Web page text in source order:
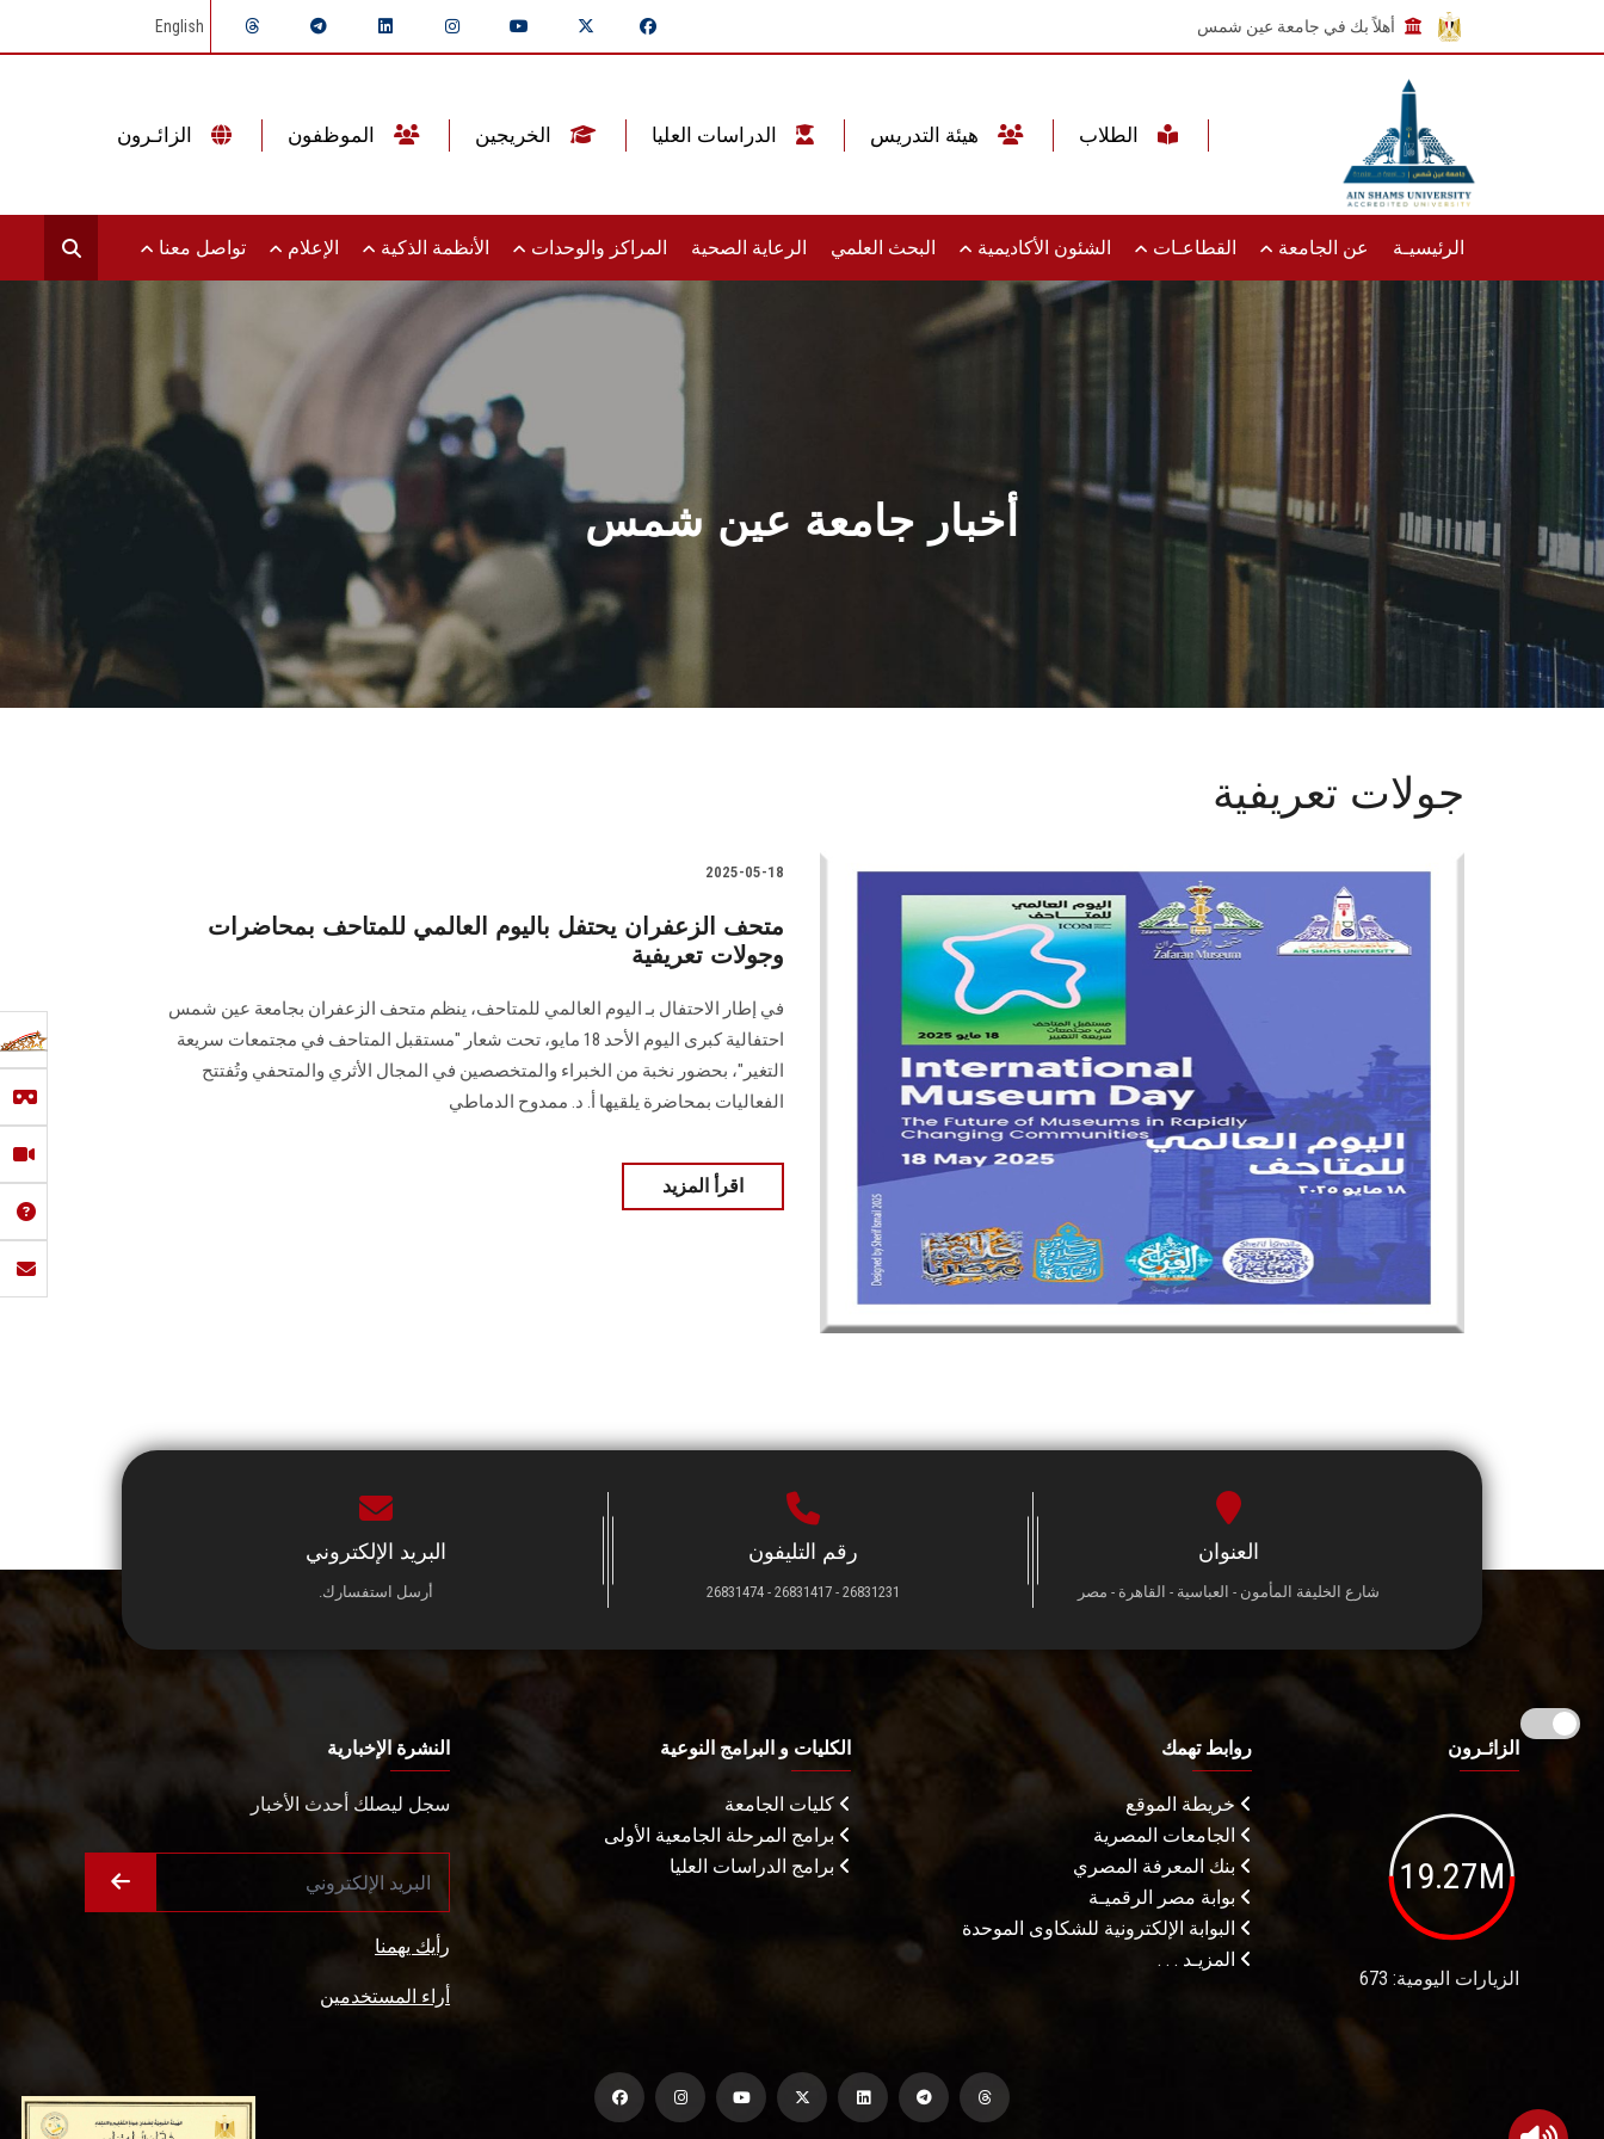
أهلاً بك في جامعة عين شمس English
الرئيسيـة عن الجامعة القطاعـات الشئون الأكاديمية البحث العلمي الرعاية الصحية المراكز والوحدات الأنظمة الذكية الإعلام تواصل معنا
أخبار جامعة عين شمس
جولات تعريفية
2025-05-18
متحف الزعفران يحتفل باليوم العالمي للمتاحف بمحاضرات
وجولات تعريفية
في إطار الاحتفال بـ اليوم العالمي للمتاحف، ينظم متحف الزعفران بجامعة عين شمس
احتفالية كبرى اليوم الأحد 18 مايو، تحت شعار "مستقبل المتاحف في مجتمعات سريعة
التغير"، بحضور نخبة من الخبراء والمتخصصين في المجال الأثري والمتحفي وتُفتتح
الفعاليات بمحاضرة يلقيها أ. د. ممدوح الدماطي
اقرأ المزيد
العنوان
شارع الخليفة المأمون - العباسية - القاهرة - مصر
رقم التليفون
26831231 - 26831417 - 26831474
البريد الإلكتروني
أرسل استفسارك.
الزائـرون
19.27M
الزيارات اليومية: 673
روابط تهمك
خريطة الموقع
الجامعات المصرية
بنك المعرفة المصري
بوابة مصر الرقميـة
البوابة الإلكترونية للشكاوى الموحدة
المزيـد . . .
الكليات و البرامج النوعية
كليات الجامعة
برامج المرحلة الجامعية الأولى
برامج الدراسات العليا
النشرة الإخبارية
سجل ليصلك أحدث الأخبار
رأيك يهمنا
أراء المستخدمين